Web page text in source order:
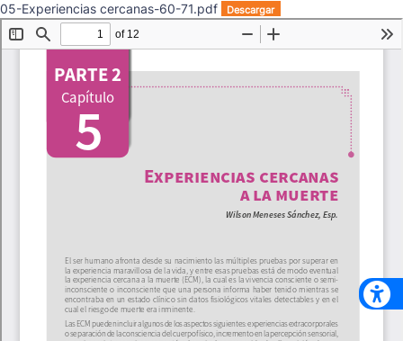
05-Experiencias cercanas-60-71.pdf Descargar